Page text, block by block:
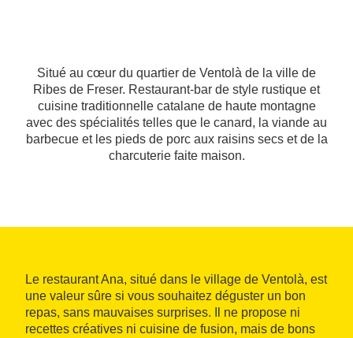
Situé au cœur du quartier de Ventolà de la ville de
Ribes de Freser. Restaurant-bar de style rustique et
cuisine traditionnelle catalane de haute montagne
avec des spécialités telles que le canard, la viande au
barbecue et les pieds de porc aux raisins secs et de la
charcuterie faite maison.
Le restaurant Ana, situé dans le village de Ventolà, est
une valeur sûre si vous souhaitez déguster un bon
repas, sans mauvaises surprises. Il ne propose ni
recettes créatives ni cuisine de fusion, mais de bons